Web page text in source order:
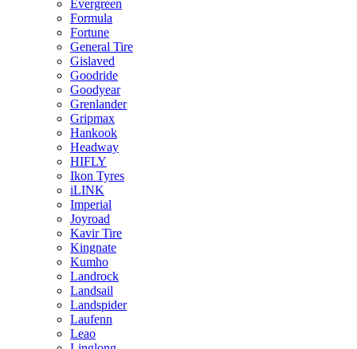
Evergreen
Formula
Fortune
General Tire
Gislaved
Goodride
Goodyear
Grenlander
Gripmax
Hankook
Headway
HIFLY
Ikon Tyres
iLINK
Imperial
Joyroad
Kavir Tire
Kingnate
Kumho
Landrock
Landsail
Landspider
Laufenn
Leao